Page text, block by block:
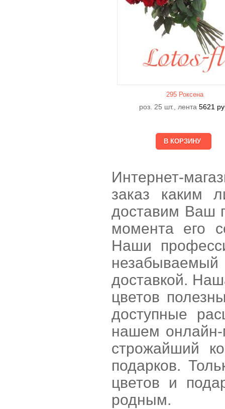
295 Роксена
роз. 25 шт., лента5621
Интернет-
заказ каким
доставим Ваш
момента его
Наши
незабываемый
доставкой.
цветов
доступные
нашем онлайн-
строжайший
подарков.
цветов и
родным.